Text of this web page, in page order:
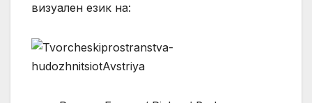
визуален език на: